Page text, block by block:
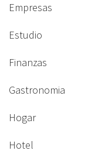
Empresas
Estudio
Finanzas
Gastronomia
Hogar
Hotel